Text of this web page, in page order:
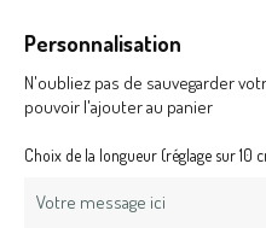
Personnalisation
N'oubliez pas de sauvegarder
pouvoir l'ajouter au panier
Choix de la longueur (réglage sur 10